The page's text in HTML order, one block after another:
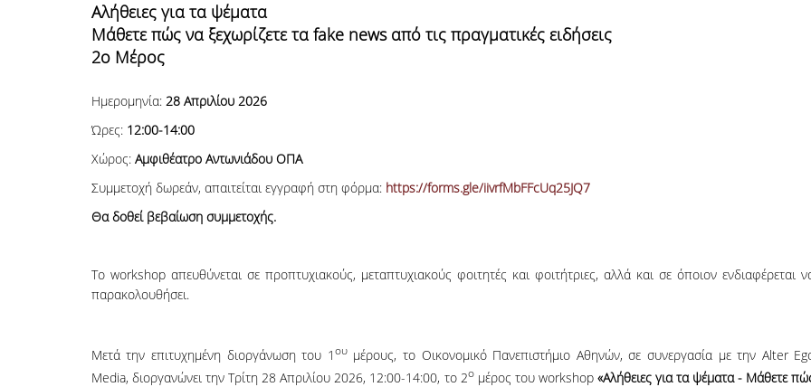
Αλήθειες για τα ψέματα
Μάθετε πώς να ξεχωρίζετε τα fakenewsαπό τις πραγματικές ειδήσεις
2ο Μέρος
Ημερομηνία: 28 Απριλίου 2026
Ώρες: 12:00-14:00
Χώρος: Αμφιθέατρο Αντωνιάδου ΟΠΑ
Συμμετοχή δωρεάν, απαιτείται εγγραφή στη φόρμα: https://forms.gle/iivrfMbFFcUq25JQ7
Θα δοθεί βεβαίωση συμμετοχής.
Το workshop απευθύνεται σε προπτυχιακούς, μεταπτυχιακούς φοιτητές και φοιτήτριες, αλλά και σε όποιον ενδιαφέρεται
παρακολουθήσει.
Μετά την επιτυχημένη διοργάνωση του 1 ουμέρους, το Οικονομικό Πανεπιστήμιο Αθηνών, σε συνεργασία με την Alter
Media, διοργανώνει την Τρίτη 28 Απριλίου 2026, 12:00-14:00, το 2ομέρος του workshop «Αλήθειες για τα ψέματα - Μάθετε